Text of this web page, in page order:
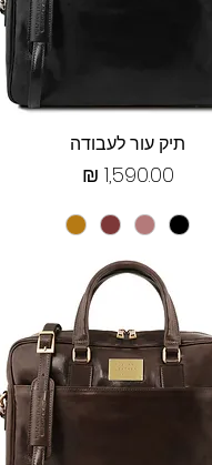
תצוגה מהירה
תיק עור לעבודה
מחיר